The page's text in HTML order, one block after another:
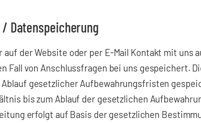
Datenspeicherung
auf der Website oder per E-Mail Kontakt mit
Fall von Anschlussfragen bei uns gespeichert.
Ablauf gesetzlicher Aufbewahrungsfristen
bis zum Ablauf der gesetzlichen
erfolgt auf Basis der gesetzlichen